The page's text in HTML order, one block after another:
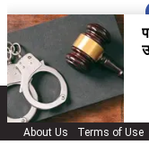
Copyright © 2024
About Us
Terms of Use